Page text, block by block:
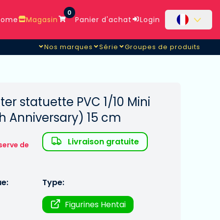
Magasin
0
Panier d'achat Login
Nos marques Série Groupes de produits
statuette PVC 1/10 Mini
Anniversary) 15 cm
de
Livraison gratuite
Type:
Figurines Hentai